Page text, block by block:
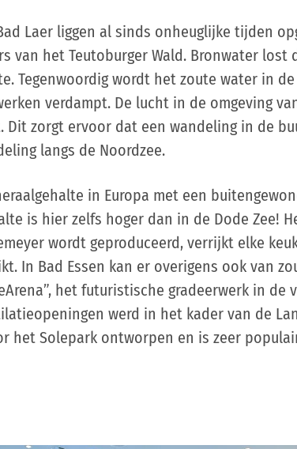
Laer liggen al sinds onheuglijke tijden
van het Teutoburger Wald. Bronwater
Tegenwoordig wordt het zoute water in
verdampt. De lucht in de omgeving
zorgt ervoor dat een wandeling in de
langs de Noordzee.
in Europa met een
is hier zelfs hoger dan in de Dode Zee!
wordt geproduceerd, verrijkt elke
In Bad Essen kan er overigens ook van
het futuristische gradeerwerk in de
werd in het kader van de
het Solepark ontworpen en is zeer